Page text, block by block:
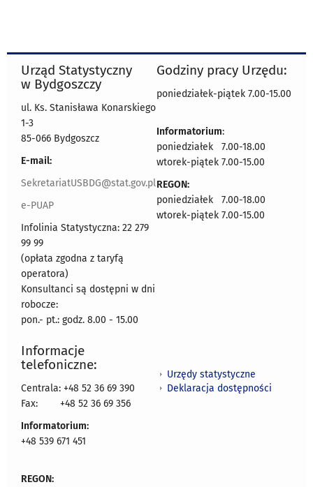
Urząd Statystyczny
w Bydgoszczy
ul. Ks. Stanisława Konarskiego
1-3
85-066 Bydgoszcz
E-mail:
SekretariatUSBDG@stat.gov.pl
e-PUAP
Infolinia Statystyczna: 22 279
99 99
(opłata zgodna z taryfą
operatora)
Konsultanci są dostępni w dni
robocze:
pon.- pt.: godz. 8.00 - 15.00
Godziny pracy Urzędu:
poniedziałek-piątek 7.00-15.00
Informatorium:
poniedziałek 7.00-18.00
wtorek-piątek 7.00-15.00
REGON:
poniedziałek 7.00-18.00
wtorek-piątek 7.00-15.00
Informacje
telefoniczne:
Centrala: +48 52 36 69 390
Fax:
+48 52 36 69 356
Informatorium:
+48 539 671 451
REGON:
Urzędy statystyczne
Deklaracja dostępności